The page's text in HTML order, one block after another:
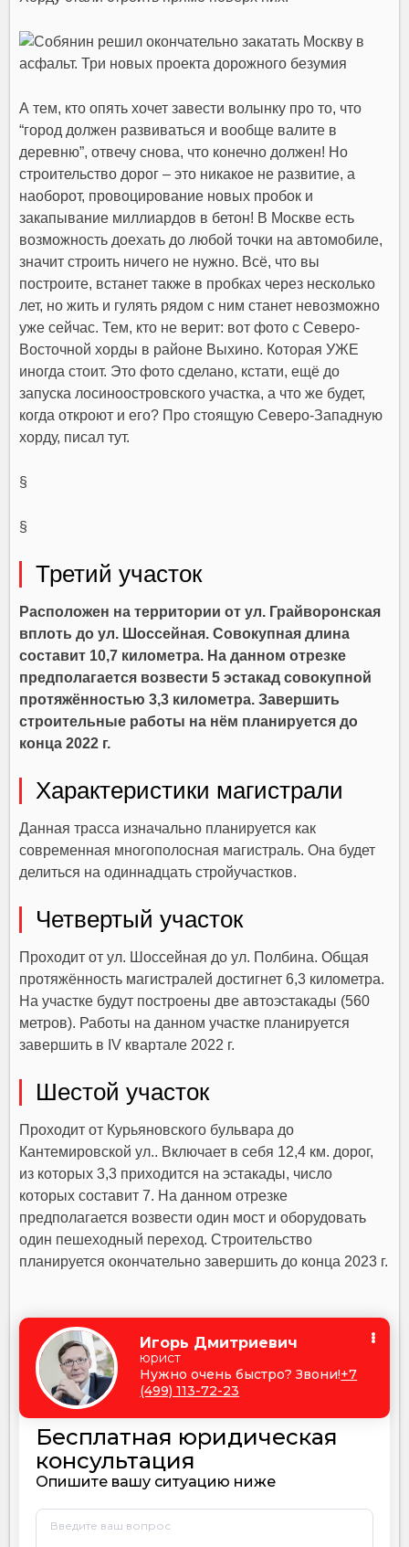
А тем, кто опять хочет завести волынку про то, что
“город должен развиваться и вообще валите в
деревню”, отвечу снова, что конечно должен! Но
строительство дорог – это никакое не развитие, а
наоборот, провоцирование новых пробок и
закапывание миллиардов в бетон! В Москве есть
возможность доехать до любой точки на автомобиле,
значит строить ничего не нужно. Всё, что вы
построите, встанет также в пробках через несколько
лет, но жить и гулять рядом с ним станет невозможно
уже сейчас. Тем, кто не верит: вот фото с Северо-
Восточной хорды в районе Выхино. Которая УЖЕ
иногда стоит. Это фото сделано, кстати, ещё до
запуска лосиноостровского участка, а что же будет,
когда откроют и его? Про стоящую Северо-Западную
хорду, писал тут.
§
§
Третий участок
Расположен на территории от ул. Грайворонская
вплоть до ул. Шоссейная. Совокупная длина
составит 10,7 километра. На данном отрезке
предполагается возвести 5 эстакад совокупной
протяжённостью 3,3 километра. Завершить
строительные работы на нём планируется до
конца 2022 г.
Характеристики магистрали
Данная трасса изначально планируется как
современная многополосная магистраль. Она будет
делиться на одиннадцать стройучастков.
Четвертый участок
Проходит от ул. Шоссейная до ул. Полбина. Общая
протяжённость магистралей достигнет 6,3 километра.
На участке будут построены две автоэстакады (560
метров). Работы на данном участке планируется
завершить в IV квартале 2022 г.
Шестой участок
Проходит от Курьяновского бульвара до
Кантемировской ул.. Включает в себя 12,4 км. дорог,
из которых 3,3 приходится на эстакады, число
которых составит 7. На данном отрезке
предполагается возвести один мост и оборудовать
один пешеходный переход. Строительство
планируется окончательно завершить до конца 2023 г.